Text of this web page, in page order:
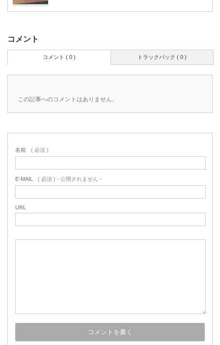
コメント
トラックバック ( 0 )
コメント ( 0 )
この記事へのコメントはありません。
名前 ( 必須 )
E-MAIL ( 必須 ) - 公開されません -
URL